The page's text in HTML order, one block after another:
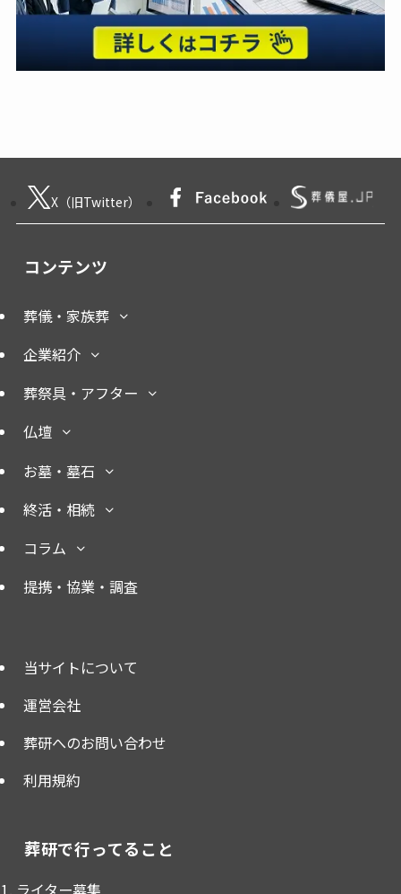
X（旧Twitter）
コンテンツ
葬儀・家族葬
企業紹介
葬祭具・アフター
仏壇
お墓・墓石
終活・相続
コラム
提携・協業・調査
当サイトについて
運営会社
葬研へのお問い合わせ
利用規約
葬研で行ってること
ライター募集